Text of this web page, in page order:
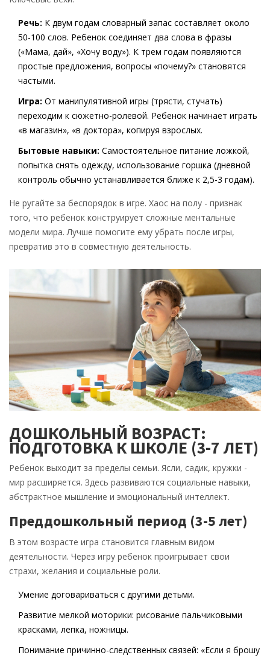
Речь: К двум годам словарный запас составляет около
50-100 слов. Ребенок соединяет два слова в фразы
(«Мама, дай», «Хочу воду»). К трем годам появляются
простые предложения, вопросы «почему?» становятся
частыми.
Игра: От манипулятивной игры (трясти, стучать)
переходим к сюжетно-ролевой. Ребенок начинает играть
«в магазин», «в доктора», копируя взрослых.
Бытовые навыки: Самостоятельное питание ложкой,
попытка снять одежду, использование горшка (дневной
контроль обычно устанавливается ближе к 2,5-3 годам).
Не ругайте за беспорядок в игре. Хаос на полу - признак
того, что ребенок конструирует сложные ментальные
модели мира. Лучше помогите ему убрать после игры,
превратив это в совместную деятельность.
ДОШКОЛЬНЫЙ ВОЗРАСТ:
ПОДГОТОВКА К ШКОЛЕ (3-7 ЛЕТ)
Ребенок выходит за пределы семьи. Ясли, садик, кружки -
мир расширяется. Здесь развиваются социальные навыки,
абстрактное мышление и эмоциональный интеллект.
Преддошкольный период (3-5 лет)
В этом возрасте игра становится главным видом
деятельности. Через игру ребенок проигрывает свои
страхи, желания и социальные роли.
Умение договариваться с другими детьми.
Развитие мелкой моторики: рисование пальчиковыми
красками, лепка, ножницы.
Понимание причинно-следственных связей: «Если я брошу